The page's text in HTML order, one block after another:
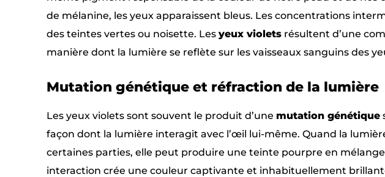
de mélanine, les yeux apparaissent bleus. Les concentrations
des teintes vertes ou noisette. Les yeux violets résultent d’une
manière dont la lumière se reflète sur les vaisseaux sanguins des
Mutation génétique et réfraction de la lumière
Les yeux violets sont souvent le produit d’une mutation génétique
façon dont la lumière interagit avec l’œil lui-même. Quand la
certaines parties, elle peut produire une teinte pourpre en
interaction crée une couleur captivante et inhabituellement